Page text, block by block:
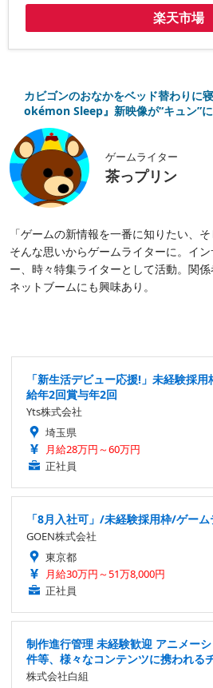
楽天市場
カビゴンのおなかをベッド替わりに
okémon Sleep』新映像が“キュン”
ゲームライター
茶っプリン
「ゲームの新情報を一番に知りたい、
そんな思いからゲームライターに。イ
ー、時々特集ライターとして活動。関
ネットブームにも興味あり。
「新生活デビュー応援!」未経験採
給年2回賞与年2回
Yts株式会社
埼玉県
月給28万円～60万円
正社員
「8月入社可」/未経験採用枠/ゲー
GOEN株式会社
東京都
月給30万円～51万8,000円
正社員
制作進行管理 未経験歓迎 アニメー
件等、様々なコンテンツに携われる
株式会社白組